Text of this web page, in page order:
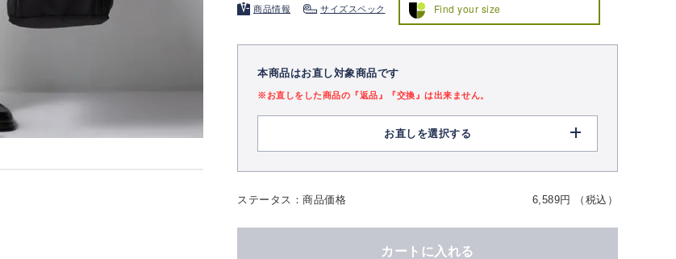
商品情報 サイズスペック Find your size
本商品はお直し対象商品です
※お直しをした商品の『返品』『交換』は出来ません。
お直しを選択する
ステータス：商品価格 6,589円 （税込）
カートに入れる